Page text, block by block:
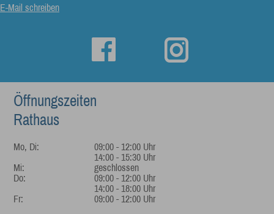
E-Mail schreiben
Öffnungszeiten
Rathaus
Mo, Di:
09:00 - 12:00 Uhr
14:00 - 15:30 Uhr
Mi:
geschlossen
Do:
09:00 - 12:00 Uhr
14:00 - 18:00 Uhr
Fr:
09:00 - 12:00 Uhr